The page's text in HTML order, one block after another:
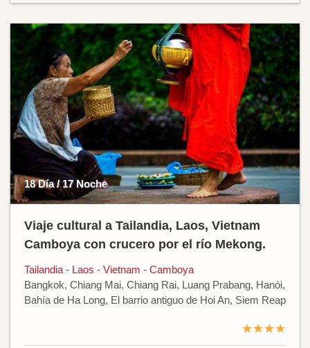
18 Día / 17 Noche
Viaje cultural a Tailandia, Laos, Vietnam
Camboya con crucero por el río Mekong.
Tailandia - Laos - Vietnam - Camboya
Bangkok, Chiang Mai, Chiang Rai, Luang Prabang, Hanói,
Bahía de Ha Long, El barrio antiguo de Hoi An, Siem Reap
★★★★